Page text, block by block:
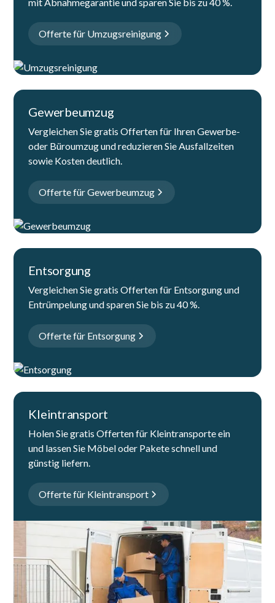
mit Abnahmegarantie und sparen Sie bis zu 40 %.
Offerte für Umzugsreinigung
Gewerbeumzug
Vergleichen Sie gratis Offerten für Ihren Gewerbe-
oder Büroumzug und reduzieren Sie Ausfallzeiten
sowie Kosten deutlich.
Offerte für Gewerbeumzug
Entsorgung
Vergleichen Sie gratis Offerten für Entsorgung und
Entrümpelung und sparen Sie bis zu 40 %.
Offerte für Entsorgung
Kleintransport
Holen Sie gratis Offerten für Kleintransporte ein
und lassen Sie Möbel oder Pakete schnell und
günstig liefern.
Offerte für Kleintransport